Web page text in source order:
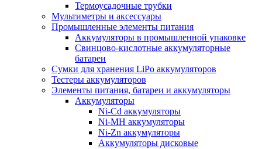
Термоусадочные трубки
Мультиметры и аксессуары
Промышленные элементы питания
Аккумуляторы в промышленной упаковке
Свинцово-кислотные аккумуляторные
батареи
Сумки для хранения LiPo аккумуляторов
Тестеры аккумуляторов
Элементы питания, батареи и аккумуляторы
Аккумуляторы
Ni-Cd аккумуляторы
Ni-MH аккумуляторы
Ni-Zn аккумуляторы
Аккумуляторы дисковые